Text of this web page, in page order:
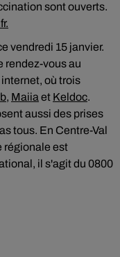
sont ouverts.
vendredi 15 janvier.
rendez-vous au
où trois
, Maiia et Keldoc.
aussi des prises
tous. En Centre-Val
régionale est
il s'agit du 0800